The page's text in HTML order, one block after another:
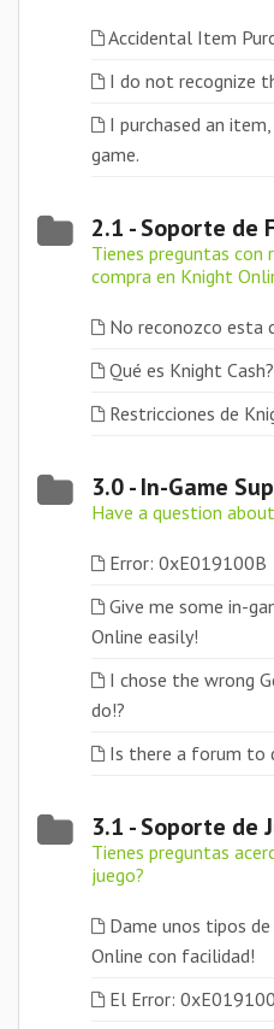
Accidental Item
I do not recognize
I purchased an
game.
2.1 - Soporte de
Tienes preguntas con
compra en Knight
No reconozco esta
Qué es Knight Cash?
Restricciones de
3.0 - In-Game
Have a question
Error: 0xE019100B
Give me some in-
Online easily!
I chose the wrong
do!?
Is there a forum to
3.1 - Soporte de
Tienes preguntas
juego?
Dame unos tipos
Online con facilidad!
El Error: